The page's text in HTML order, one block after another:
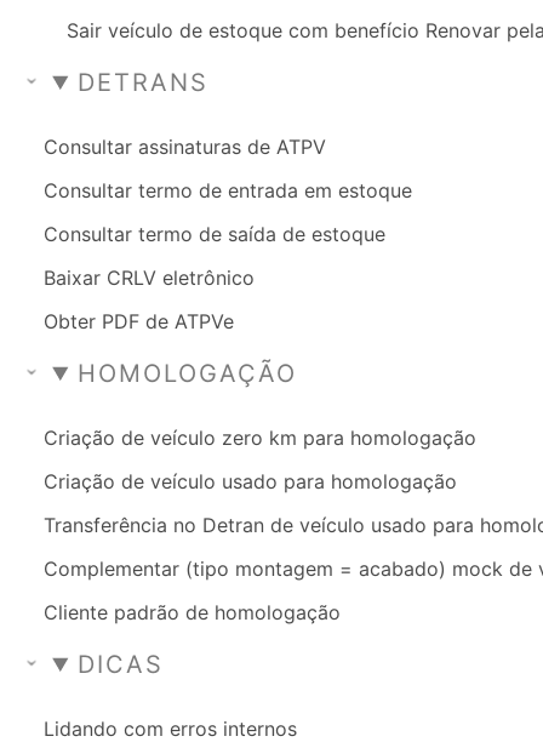
Sair veículo de estoque com benefício Renovar
DETRANS
Consultar assinaturas de ATPV
Consultar termo de entrada em estoque
Consultar termo de saída de estoque
Baixar CRLV eletrônico
Obter PDF de ATPVe
HOMOLOGAÇÃO
Criação de veículo zero km para homologação
Criação de veículo usado para homologação
Transferência no Detran de veículo usado para
Complementar (tipo montagem = acabado) mock de
Cliente padrão de homologação
DICAS
Lidando com erros internos